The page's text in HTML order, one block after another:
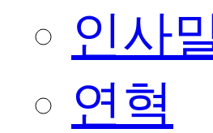
인사
연혁